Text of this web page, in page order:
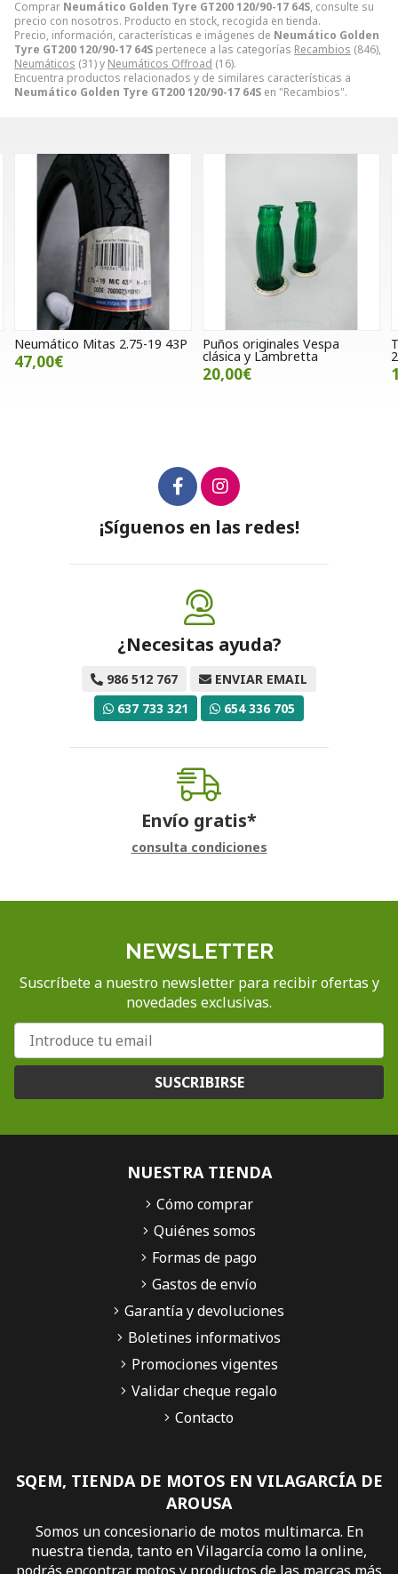
Comprar Neumático Golden Tyre GT200 120/90-17 64S, consulte su
precio con nosotros. Producto en stock, recogida en tienda.
Precio, información, características e imágenes de Neumático Golden
Tyre GT200 120/90-17 64S pertenece a las categorías Recambios (846),
Neumáticos (31) y Neumáticos Offroad (16).
Encuentra productos relacionados y de similares características a
Neumático Golden Tyre GT200 120/90-17 64S en "Recambios".
Mitas 2.75-19 43P Puños originales Vespa
clásica y Lambretta
Tapa
280cc trial
¡Síguenos en las redes!
¿Necesitas ayuda?
986 512 767
ENVIAR EMAIL
637 733 321
654 336 705
Envío gratis*
consulta condiciones
NEWSLETTER
Suscríbete a nuestro newsletter para recibir ofertas y
novedades exclusivas.
SUSCRIBIRSE
SQEM, TIENDA DE MOTOS EN VILAGARCÍA DE
AROUSA
Somos un concesionario de motos multimarca. En
nuestra tienda, tanto en Vilagarcía como la online,
NUESTRA TIENDA
Cómo comprar
Quiénes somos
Formas de pago
Gastos de envío
Garantía y devoluciones
Boletines informativos
Promociones vigentes
Validar cheque regalo
Contacto